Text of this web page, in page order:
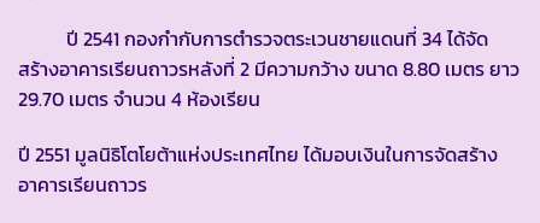
ปี 2541 กองกำกับการตำรวจตระเวนชายแดนที่ 34 ได้จัด
สร้างอาคารเรียนถาวรหลังที่ 2 มีความกว้าง ขนาด 8.80 เมตร ยาว
29.70 เมตร จำนวน 4 ห้องเรียน
ปี 2551 มูลนิธิโตโยต้าแห่งประเทศไทย ได้มอบเงินในการจัดสร้าง
อาคารเรียนถาวร